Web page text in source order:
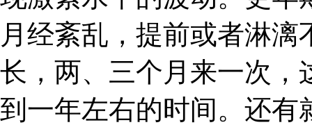
月经紊乱，提前或者淋
长，两、三个月来一次，
到一年左右的时间。还有